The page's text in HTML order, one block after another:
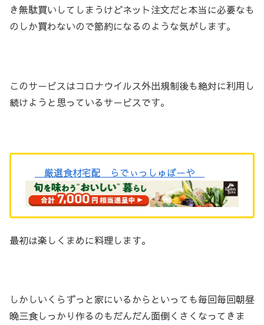
き無駄買いしてしまうけどネット注文だと本当に必要なも
のしか買わないので節約になるのような気がします。
このサ－ビスはコロナウイルス外出規制後も絶対に利用し
続けようと思っているサ－ビスです。
厳選食材宅配 らでぃっしゅぼーや
最初は楽しくまめに料理します。
しかしいくらずっと家にいるからといっても毎回毎回朝昼
晩三食しっかり作るのもだんだん面倒くさくなってきま